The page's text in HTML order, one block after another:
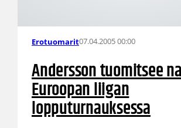
Erotuomarit07.04.2005 00:00
Andersson tuomitsee
Euroopan liigan
lopputurnauksessa